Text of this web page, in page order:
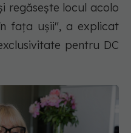
regăsește locul acolo
fața ușii", a explicat
pentru DC